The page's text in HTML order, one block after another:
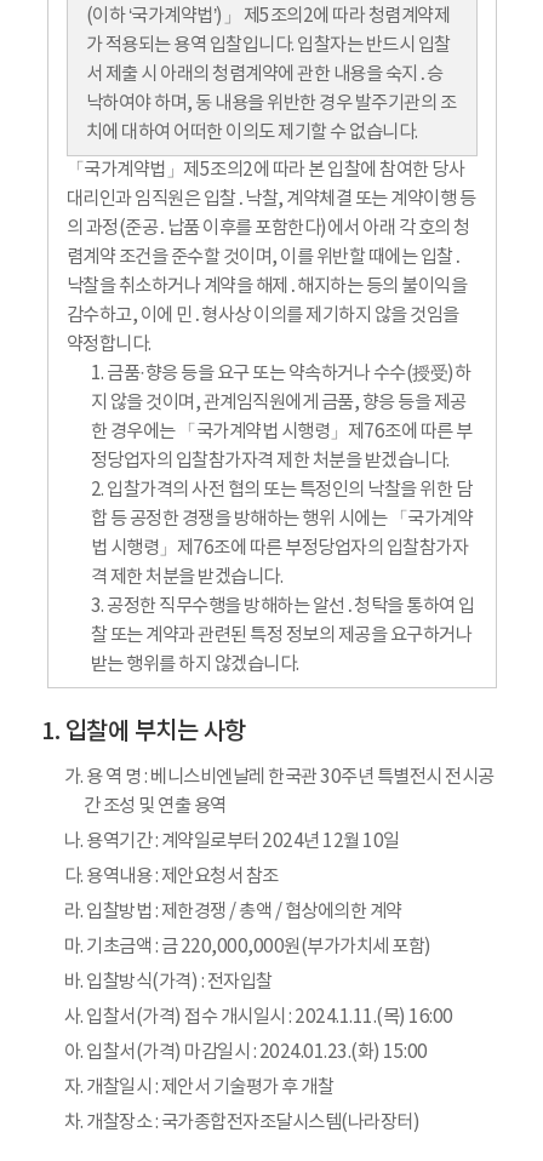
(이하 ‘국가계약법’)」 제5조의2에 따라 청렴계약제
가 적용되는 용역 입찰입니다. 입찰자는 반드시 입찰
서 제출 시 아래의 청렴계약에 관한 내용을 숙지․승
낙하여야 하며, 동 내용을 위반한 경우 발주기관의 조
치에 대하여 어떠한 이의도 제기할 수 없습니다.
「국가계약법」제5조의2에 따라 본 입찰에 참여한 당사
대리인과 임직원은 입찰․낙찰, 계약체결 또는 계약이행 등
의 과정(준공․납품 이후를 포함한다)에서 아래 각 호의 청
렴계약 조건을 준수할 것이며, 이를 위반할 때에는 입찰․
낙찰을 취소하거나 계약을 해제․해지하는 등의 불이익을
감수하고, 이에 민․형사상 이의를 제기하지 않을 것임을
약정합니다.
1. 금품·향응 등을 요구 또는 약속하거나 수수(授受)하
지 않을 것이며, 관계임직원에게 금품, 향응 등을 제공
한 경우에는 「국가계약법 시행령」제76조에 따른 부
정당업자의 입찰참가자격 제한 처분을 받겠습니다.
2. 입찰가격의 사전 협의 또는 특정인의 낙찰을 위한 담
합 등 공정한 경쟁을 방해하는 행위 시에는 「국가계약
법 시행령」제76조에 따른 부정당업자의 입찰참가자
격 제한 처분을 받겠습니다.
3. 공정한 직무수행을 방해하는 알선․청탁을 통하여 입
찰 또는 계약과 관련된 특정 정보의 제공을 요구하거나
받는 행위를 하지 않겠습니다.
입찰에 부치는 사항
가. 용 역 명 : 베니스비엔날레 한국관 30주년 특별전시 전시공
간 조성 및 연출 용역
나. 용역기간 : 계약일로부터 2024년 12월 10일
다. 용역내용 : 제안요청서 참조
라. 입찰방법 : 제한경쟁 / 총액 / 협상에의한 계약
마. 기초금액 : 금 220,000,000원(부가가치세 포함)
바. 입찰방식(가격) : 전자입찰
사. 입찰서(가격) 접수 개시일시 : 2024.1.11.(목) 16:00
아. 입찰서(가격) 마감일시 : 2024.01.23.(화) 15:00
자. 개찰일시 : 제안서 기술평가 후 개찰
차. 개찰장소 : 국가종합전자조달시스템(나라장터)